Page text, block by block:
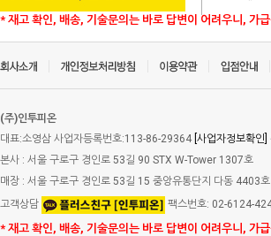
* 재고 확인, 배송, 기술문의는 바로 답변이 어려우니, 가
(주)인투피온
대표:소영삼 사업자등록번호:113-86-29364 [사업자정보확인]
본사 : 서울 구로구 경인로 53길 90 STX W-Tower 1307호
매장 : 서울 구로구 경인로 53길 15 중앙유통단지 다동 4403호
고객상담
팩스번호: 02-6124-
* 재고 확인, 배송, 기술문의는 바로 답변이 어려우니, 가